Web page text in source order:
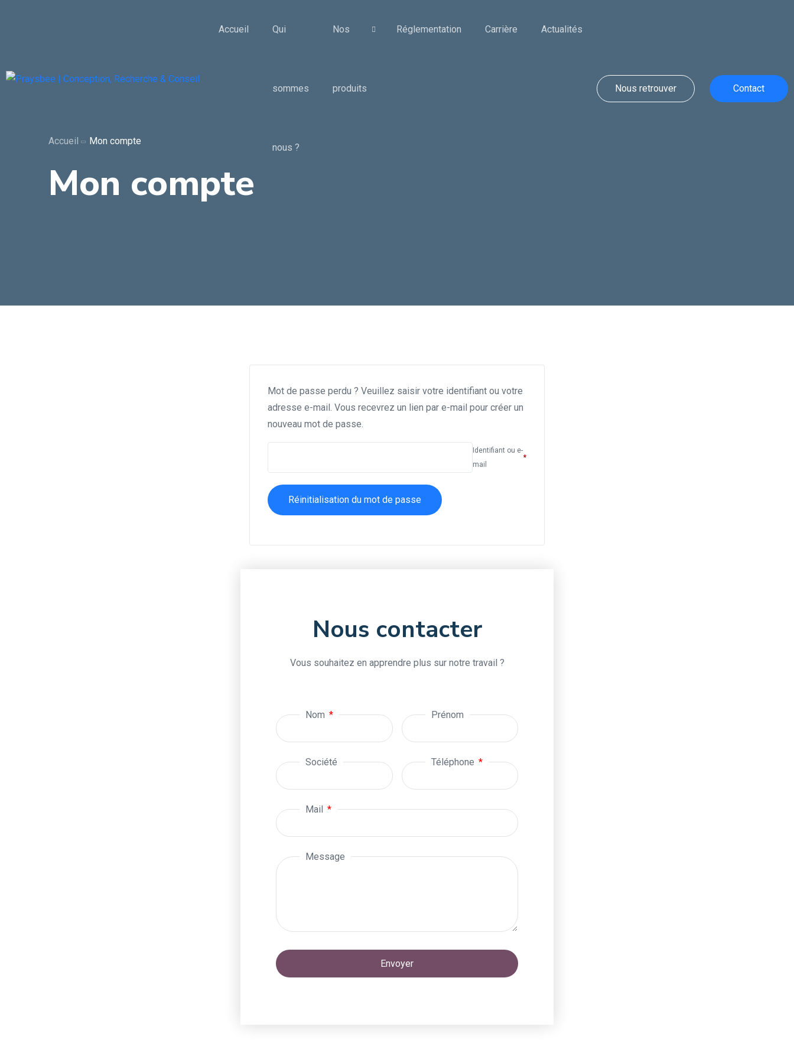
Accueil Qui
sommes
nous ?
Nos
produits
Réglementation Carrière
Nous retrouver
Actualités
Contact
Accueil Mon compte
Mon compte
Mot de passe perdu ? Veuillez saisir votre identifiant ou votre
adresse e-mail. Vous recevrez un lien par e-mail pour créer un
nouveau mot de passe.
Identifiant ou e-
mail
*
Réinitialisation du mot de passe
Nous contacter
Vous souhaitez en apprendre plus sur notre travail ?
Nom Prénom
Société Téléphone
Mail
Message
Envoyer